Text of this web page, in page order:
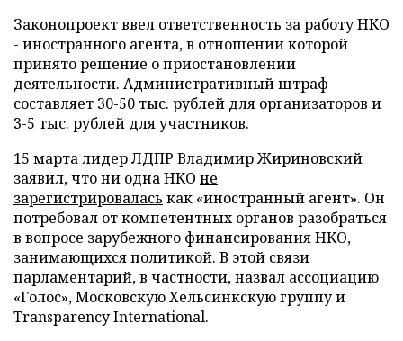
Законопроект ввел ответственность за работу НКО
- иностранного агента, в отношении которой
принято решение о приостановлении
деятельности. Административный штраф
составляет 30-50 тыс. рублей для организаторов и
3-5 тыс. рублей для участников.
15 марта лидер ЛДПР Владимир Жириновский
заявил, что ни одна НКО не
зарегистрировалась как «иностранный агент». Он
потребовал от компетентных органов разобраться
в вопросе зарубежного финансирования НКО,
занимающихся политикой. В этой связи
парламентарий, в частности, назвал ассоциацию
«Голос», Московскую Хельсинкскую группу и
Transparency International.